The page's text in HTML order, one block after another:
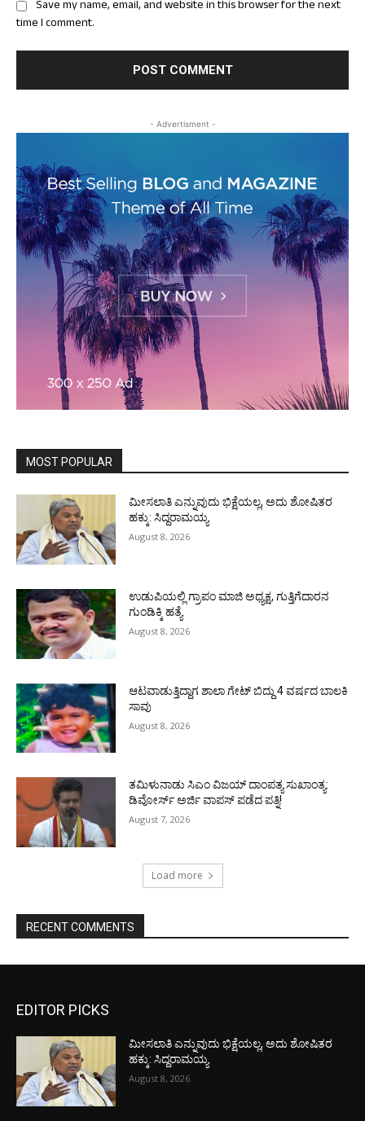
Save my name, email, and website in this browser for the next
time I comment.
- Advertisment -
MOST POPULAR
ಮೀಸಲಾತಿ ಎನ್ನುವುದು ಭಿಕ್ಷೆಯಲ್ಲ, ಅದು ಶೋಷಿತರ
ಹಕ್ಕು: ಸಿದ್ದರಾಮಯ್ಯ
August 8, 2026
ಉಡುಪಿಯಲ್ಲಿ ಗ್ರಾಪಂ ಮಾಜಿ ಅಧ್ಯಕ್ಷ, ಗುತ್ತಿಗೆದಾರನ
ಗುಂಡಿಕ್ಕಿ ಹತ್ಯೆ
August 8, 2026
ಆಟವಾಡುತ್ತಿದ್ದಾಗ ಶಾಲಾ ಗೇಟ್‌ ಬಿದ್ದು 4 ವರ್ಷದ ಬಾಲಕಿ
ಸಾವು
August 8, 2026
ತಮಿಳುನಾಡು ಸಿಎಂ ವಿಜಯ್‌ ದಾಂಪತ್ಯ ಸುಖಾಂತ್ಯ:
ಡಿವೋರ್ಸ್‌ ಅರ್ಜಿ ವಾಪಸ್‌ ಪಡೆದ ಪತ್ನಿ!
August 7, 2026
Load more
RECENT COMMENTS
EDITOR PICKS
ಮೀಸಲಾತಿ ಎನ್ನುವುದು ಭಿಕ್ಷೆಯಲ್ಲ, ಅದು ಶೋಷಿತರ
ಹಕ್ಕು: ಸಿದ್ದರಾಮಯ್ಯ
August 8, 2026